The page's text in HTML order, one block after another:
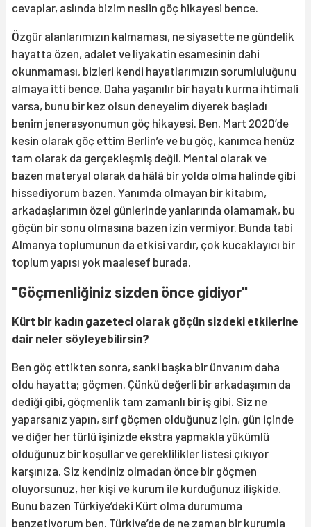
cevaplar, aslında bizim neslin göç hikayesi bence.
Özgür alanlarımızın kalmaması, ne siyasette ne gündelik
hayatta özen, adalet ve liyakatin esamesinin dahi
okunmaması, bizleri kendi hayatlarımızın sorumluluğunu
almaya itti bence. Daha yaşanılır bir hayatı kurma ihtimali
varsa, bunu bir kez olsun deneyelim diyerek başladı
benim jenerasyonumun göç hikayesi. Ben, Mart 2020’de
kesin olarak göç ettim Berlin’e ve bu göç, kanımca henüz
tam olarak da gerçekleşmiş değil. Mental olarak ve
bazen materyal olarak da hâlâ bir yolda olma halinde gibi
hissediyorum bazen. Yanımda olmayan bir kitabım,
arkadaşlarımın özel günlerinde yanlarında olamamak, bu
göçün bir sonu olmasına bazen izin vermiyor. Bunda tabi
Almanya toplumunun da etkisi vardır, çok kucaklayıcı bir
toplum yapısı yok maalesef burada.
"Göçmenliğiniz sizden önce gidiyor"
Kürt bir kadın gazeteci olarak göçün sizdeki etkilerine
dair neler söyleyebilirsin?
Ben göç ettikten sonra, sanki başka bir ünvanım daha
oldu hayatta; göçmen. Çünkü değerli bir arkadaşımın da
dediği gibi, göçmenlik tam zamanlı bir iş gibi. Siz ne
yaparsanız yapın, sırf göçmen olduğunuz için, gün içinde
ve diğer her türlü işinizde ekstra yapmakla yükümlü
olduğunuz bir koşullar ve gereklilikler listesi çıkıyor
karşınıza. Siz kendiniz olmadan önce bir göçmen
oluyorsunuz, her kişi ve kurum ile kurduğunuz ilişkide.
Bunu bazen Türkiye’deki Kürt olma durumuma
benzetiyorum ben. Türkiye’de de ne zaman bir kurumla